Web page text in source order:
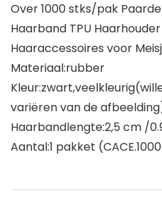
Over 1000 stks/pak
Haarband TPU
Haaraccessoires voor
Materiaal:rubber
variëren van de
Haarbandlengte:2,5 cm /
Aantal:1 pakket